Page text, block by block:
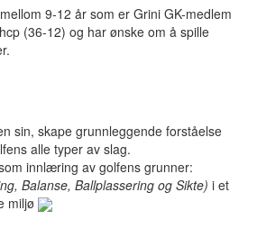
9-12 år som er Grini GK-medlem
(36-12) og har ønske om å spille
sin, skape grunnleggende forståelse
alle typer av slag.
innlæring av golfens grunner:
Balanse, Ballplassering og Sikte) i et
miljø